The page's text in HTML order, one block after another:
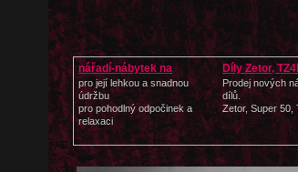
nářadí-nábytek na
zahradu
pro její lehkou a snadnou
údržbu
pro pohodlný odpočinek a
relaxaci
Díly Zetor,
Prodej nových
dílů.
Zetor, Super 50,